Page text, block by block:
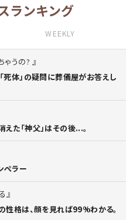
ランキング
WEEKLY
ゃうの?
死体」の疑問に葬儀屋がお答えし
た「神父」はその後...。
ペラー
格は、顔を見れば99%わかる。